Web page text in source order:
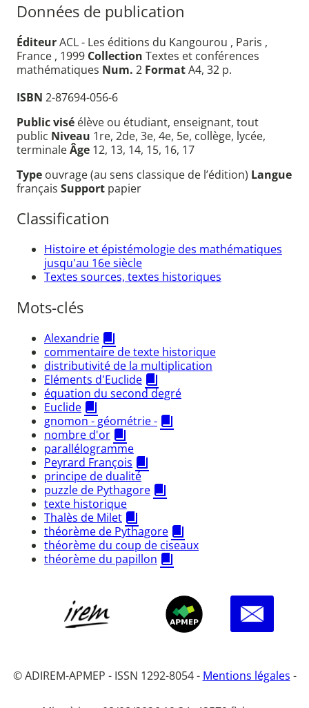
Données de publication
ÉditeurACL - Les éditions du Kangourou , Paris ,
France , 1999 Collection Textes et conférences
mathématiques Num. 2 FormatA4, 32 p.
ISBN 2-87694-056-6
Public visé élève ou étudiant, enseignant, tout
public Niveau 1re, 2de, 3e, 4e, 5e, collège, lycée,
terminaleÂge 12, 13, 14, 15, 16, 17
Type ouvrage (au sens classique de l’édition) Langue
français Support papier
Classification
Histoire et épistémologie des mathématiques
jusqu'au 16e siècle
Textes sources, textes historiques
Mots-clés
Alexandrie
commentaire de texte historique
distributivité de la multiplication
Eléments d'Euclide
équation du second degré
Euclide
gnomon - géométrie -
nombre d'or
parallélogramme
Peyrard François
principe de dualité
puzzle de Pythagore
texte historique
Thalès de Milet
théorème de Pythagore
théorème du coup de ciseaux
théorème du papillon
© ADIREM-APMEP - ISSN 1292-8054 - Mentions légales -